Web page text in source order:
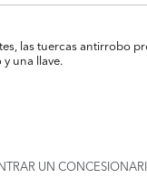
las tuercas antirrobo
una llave.
UN